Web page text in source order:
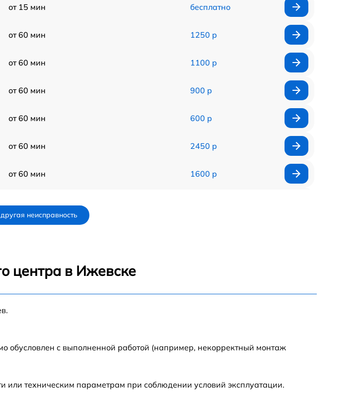
от 15 мин бесплатно
от 60 мин 1250 р
от 60 мин 1100 р
от 60 мин 900 р
от 60 мин 600 р
от 60 мин 2450 р
от 60 мин 1600 р
неисправность
центра в Ижевске
обусловлен с выполненной работой (например, некорректный монтаж
или техническим параметрам при соблюдении условий эксплуатации.